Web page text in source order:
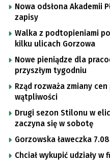
Nowa odsłona Akademii
zapisy
Walka z podtopieniami
kilku ulicach Gorzowa
Nowe pieniądze dla
przyszłym tygodniu
Rząd rozważa zmiany
wątpliwości
Drugi sezon Stilonu w
zaczyna się w sobotę
Gorzowska ławeczka
Chciał wykupić udziały